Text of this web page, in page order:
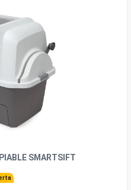
SMARTSIFT